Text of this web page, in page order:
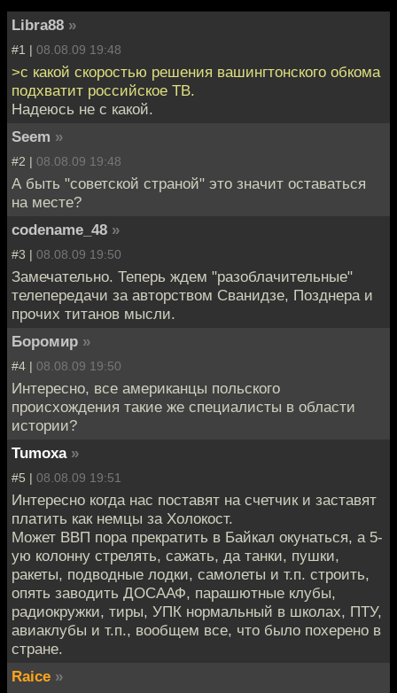
Libra88 »
#1 | 08.08.09 19:48
>с какой скоростью решения вашингтонского обкома
подхватит российское ТВ.
Надеюсь не с какой.
Seem »
#2 | 08.08.09 19:48
А быть "советской страной" это значит оставаться
на месте?
codename_48 »
#3 | 08.08.09 19:50
Замечательно. Теперь ждем "разоблачительные"
телепередачи за авторством Сванидзе, Позднера и
прочих титанов мысли.
Боромир »
#4 | 08.08.09 19:50
Интересно, все американцы польского
происхождения такие же специалисты в области
истории?
Tumoxa »
#5 | 08.08.09 19:51
Интересно когда нас поставят на счетчик и заставят
платить как немцы за Холокост.
Может ВВП пора прекратить в Байкал окунаться, а 5-
ую колонну стрелять, сажать, да танки, пушки,
ракеты, подводные лодки, самолеты и т.п. строить,
опять заводить ДОСААФ, парашютные клубы,
радиокружки, тиры, УПК нормальный в школах, ПТУ,
авиаклубы и т.п., вообщем все, что было похерено в
стране.
Raice »